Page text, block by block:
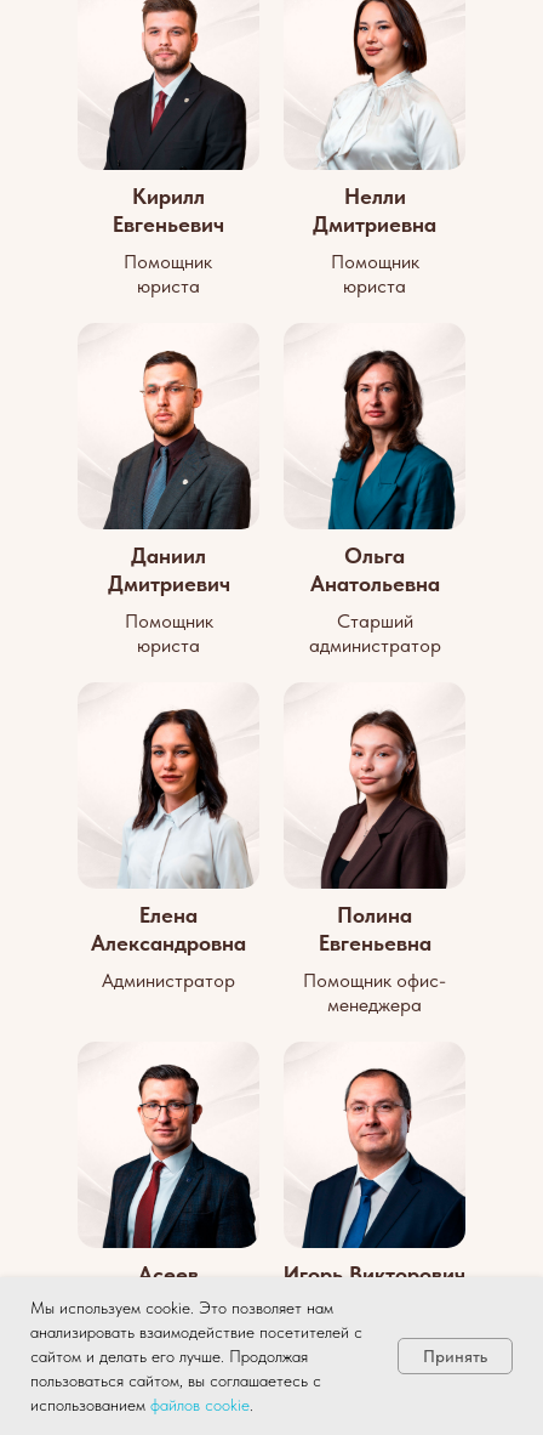
Кирилл
Евгеньевич
Помощник
юриста
Нелли
Дмитриевна
Помощник
юриста
Ольга
Анатольевна
Старший
администратор
Елена
Александровна
Администратор
Полина
Евгеньевна
Помощник офис-
менеджера
Асеев
Илья
Руководитель
консультационно-
правового отдела
Игорь Викторович
Директор по
техническому
Даниил
Дмитриевич
Помощник
юриста
Мы используем cookie. Это позволяет нам
анализировать взаимодействие посетителей с
сайтом и делать его лучше. Продолжая
пользоваться сайтом, вы соглашаетесь с
использованием файлов cookie
Принять